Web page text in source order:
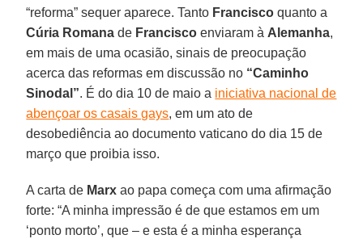
“reforma” sequer aparece. Tanto Francisco quanto a
Cúria Romana de Francisco enviaram à Alemanha,
em mais de uma ocasião, sinais de preocupação
acerca das reformas em discussão no “Caminho
Sinodal”. É do dia 10 de maio a iniciativa nacional de
abençoar os casais gays, em um ato de
desobediência ao documento vaticano do dia 15 de
março que proibia isso.
A carta de Marx ao papa começa com uma afirmação
forte: “A minha impressão é de que estamos em um
‘ponto morto’, que – e esta é a minha esperança